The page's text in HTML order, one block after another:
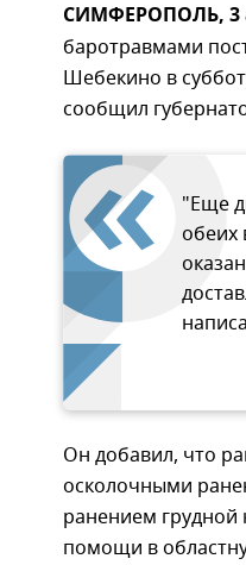
СИМФЕРОПОЛЬ, 3
баротравмами
Шебекино в
сообщил
"Еще
обеих
Он добавил, что
осколочными
ранением грудной
помощи в